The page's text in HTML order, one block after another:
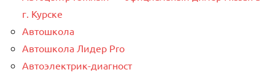
г. Курске
Автошкола
Автошкола Лидер Pro
Автоэлектрик-диагност